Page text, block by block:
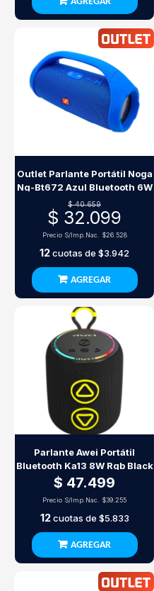
Outlet Parlante Portátil Noga
Ng-Bt672 Azul Bluetooth 6W
$ 40.659
$ 32.099
Precio S/Imp.Nac. $26.528
12cuotas de $3.942
AGREGAR
Parlante Awei Portátil
Bluetooth Ka13 8W Rgb Black
$ 47.499
Precio S/Imp.Nac. $39.255
12cuotas de $5.833
AGREGAR